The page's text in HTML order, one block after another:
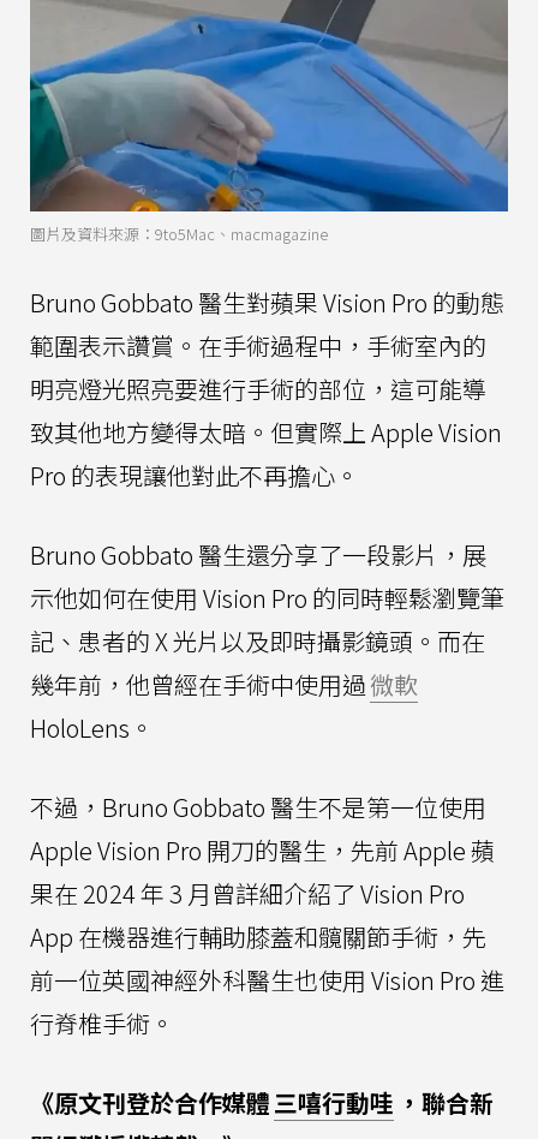
圖片及資料來源：9to5Mac、macmagazine
Bruno Gobbato 醫生對蘋果 Vision Pro 的動態
範圍表示讚賞。在手術過程中，手術室內的
明亮燈光照亮要進行手術的部位，這可能導
致其他地方變得太暗。但實際上 Apple Vision
Pro 的表現讓他對此不再擔心。
Bruno Gobbato 醫生還分享了一段影片，展
示他如何在使用 Vision Pro 的同時輕鬆瀏覽筆
記、患者的 X 光片以及即時攝影鏡頭。而在
幾年前，他曾經在手術中使用過微軟
HoloLens。
不過，Bruno Gobbato 醫生不是第一位使用
Apple Vision Pro 開刀的醫生，先前 Apple 蘋
果在 2024 年 3 月曾詳細介紹了 Vision Pro
App 在機器進行輔助膝蓋和髖關節手術，先
前一位英國神經外科醫生也使用 Vision Pro 進
行脊椎手術。
《原文刊登於合作媒體三嘻行動哇 ，聯合新